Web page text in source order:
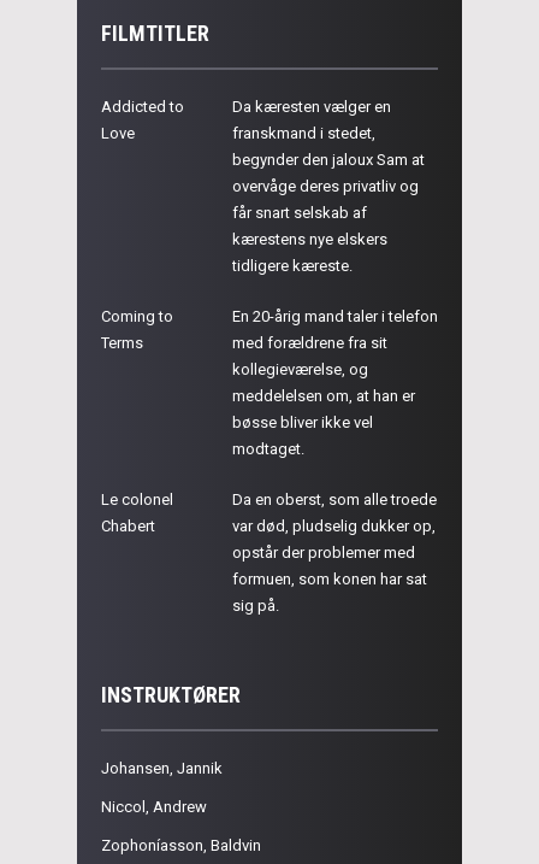
FILMTITLER
Addicted to
Love
Da kæresten vælger en
franskmand i stedet,
begynder den jaloux Sam at
overvåge deres privatliv og
får snart selskab af
kærestens nye elskers
tidligere kæreste.
Coming to
Terms
En 20-årig mand taler i telefon
med forældrene fra sit
kollegieværelse, og
meddelelsen om, at han er
bøsse bliver ikke vel
modtaget.
Le colonel
Chabert
Da en oberst, som alle troede
var død, pludselig dukker op,
opstår der problemer med
formuen, som konen har sat
sig på.
INSTRUKTØRER
Johansen, Jannik
Niccol, Andrew
Zophoníasson, Baldvin